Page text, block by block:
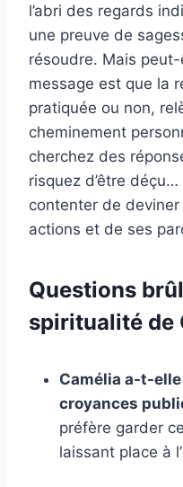
l’abri des regards
une preuve de
résoudre. Mais
message est que la
pratiquée ou non,
cheminement
cherchez des
risquez d’être
contenter de
actions et de ses
Questions
spiritualité de
Camélia a-t-
croyances
préfère garder
laissant place à